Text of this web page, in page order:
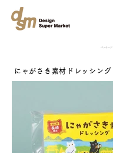
パッケージ
にゃがさき素材ドレッシング